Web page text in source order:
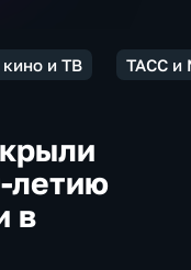
и ТВ ТАСС и
летию
в